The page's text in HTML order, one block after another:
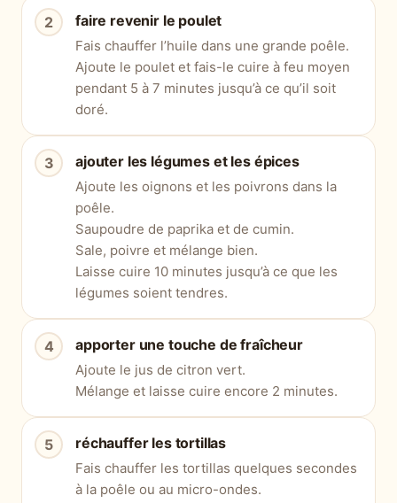
faire revenir le poulet
Fais chauffer l’huile dans une grande poêle.
Ajoute le poulet et fais-le cuire à feu moyen
pendant 5 à 7 minutes jusqu’à ce qu’il soit
doré.
ajouter les légumes et les épices
Ajoute les oignons et les poivrons dans la
poêle.
Saupoudre de paprika et de cumin.
Sale, poivre et mélange bien.
Laisse cuire 10 minutes jusqu’à ce que les
légumes soient tendres.
apporter une touche de fraîcheur
Ajoute le jus de citron vert.
Mélange et laisse cuire encore 2 minutes.
réchauffer les tortillas
Fais chauffer les tortillas quelques secondes
à la poêle ou au micro-ondes.